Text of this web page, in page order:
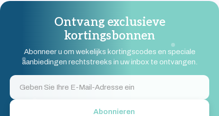
Ontvang exclusieve
kortingsbonnen
Abonneer u om wekelijks kortingscodes en speciale
aanbiedingen rechtstreeks in uw inbox te ontvangen.
Abonnieren